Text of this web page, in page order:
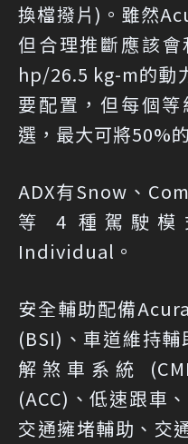
換檔撥片)。雖然
但合理推斷應該
hp/26.5 kg-m的動
要配置，但每個
選，最大可將50%
ADX有Snow、
等 4 種駕駛模
Individual。
安全輔助配備
(BSI)、車道維持
解煞車系統
(ACC)、低速跟車
交通擁堵輔助、交